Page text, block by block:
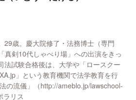
29歳。慶大院修了・法務博士（専門
真剣10代しゃべり場」への出演をきっ
法試験合格後は、大学や「ロースクー
」という教育機関で法学教育を行
の流儀」（http://ameblo.jp/lawschool-
ラリス